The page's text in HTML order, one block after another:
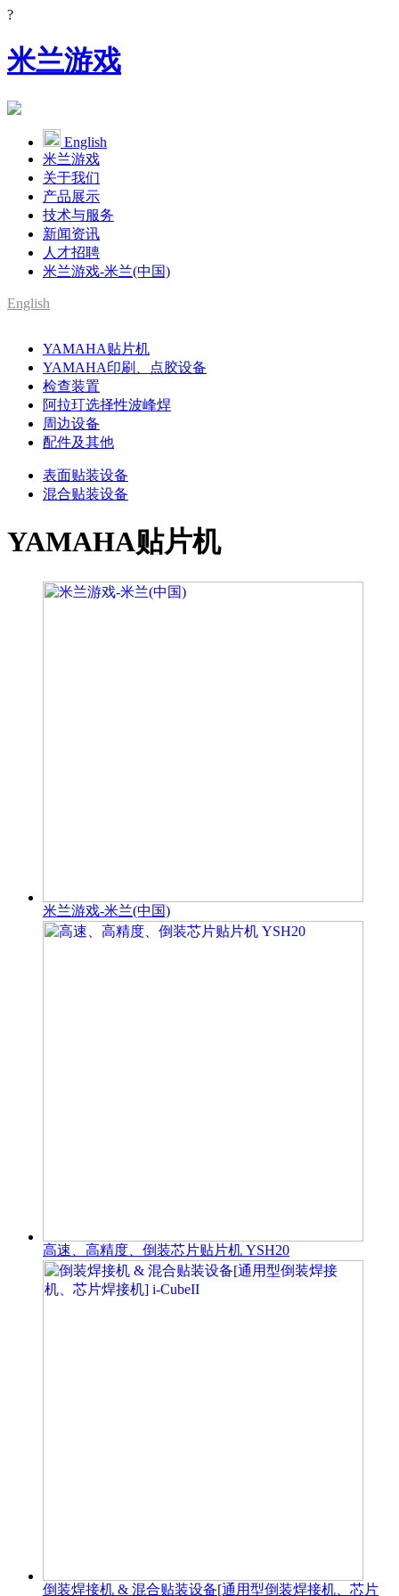
?
米兰游戏
English
米兰游戏
关于我们
产品展示
技术与服务
新闻资讯
人才招聘
米兰游戏-米兰(中国)
English
YAMAHA代理
YAMAHA贴片机
YAMAHA印刷、点胶设备
检查装置
阿拉玎选择性波峰焊
周边设备
配件及其他
表面贴装设备
混合贴装设备
YAMAHA贴片机
米兰游戏-米兰(中国)
高速、高精度、倒装芯片贴片机 YSH20
倒装焊接机 & 混合贴装设备[通用型倒装焊接机、芯片